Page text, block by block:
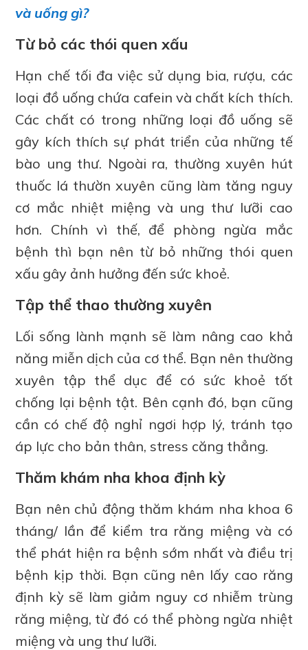
và uống gì?
Từ bỏ các thói quen xấu
Hạn chế tối đa việc sử dụng bia, rượu, các
loại đồ uống chứa cafein và chất kích thích.
Các chất có trong những loại đồ uống sẽ
gây kích thích sự phát triển của những tế
bào ung thư. Ngoài ra, thường xuyên hút
thuốc lá thườn xuyên cũng làm tăng nguy
cơ mắc nhiệt miệng và ung thư lưỡi cao
hơn. Chính vì thế, để phòng ngừa mắc
bệnh thì bạn nên từ bỏ những thói quen
xấu gây ảnh hưởng đến sức khoẻ.
Tập thể thao thường xuyên
Lối sống lành mạnh sẽ làm nâng cao khả
năng miễn dịch của cơ thể. Bạn nên thường
xuyên tập thể dục để có sức khoẻ tốt
chống lại bệnh tật. Bên cạnh đó, bạn cũng
cần có chế độ nghỉ ngơi hợp lý, tránh tạo
áp lực cho bản thân, stress căng thẳng.
Thăm khám nha khoa định kỳ
Bạn nên chủ động thăm khám nha khoa 6
tháng/ lần để kiểm tra răng miệng và có
thể phát hiện ra bệnh sớm nhất và điều trị
bệnh kịp thời. Bạn cũng nên lấy cao răng
định kỳ sẽ làm giảm nguy cơ nhiễm trùng
răng miệng, từ đó có thể phòng ngừa nhiệt
miệng và ung thư lưỡi.